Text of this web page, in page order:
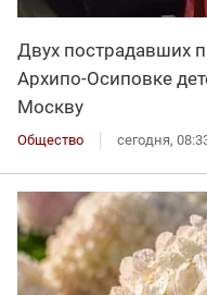
Двух пострадавших
Архипо-Осиповке
Москву
Общество сегодня,